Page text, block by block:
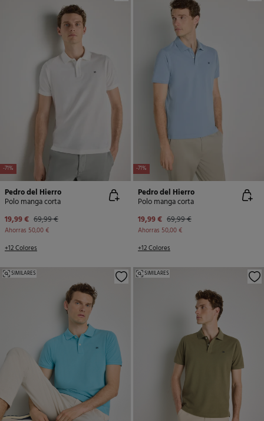
-71%
Pedro del Hierro
Polo manga corta
19,99 € 69,99 €
Ahorras 50,00 €
+12 Colores
-71%
Pedro del Hierro
Polo manga corta
19,99 € 69,99 €
Ahorras 50,00 €
+12 Colores
SIMILARES SIMILARES